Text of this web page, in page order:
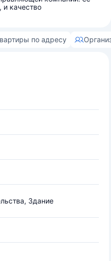
и качество
по адресу
Здание